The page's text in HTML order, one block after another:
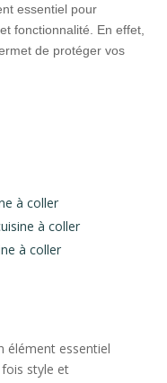
essentiel pour
fonctionnalité. En effet,
de protéger vos
à coller
à coller
à coller
élément essentiel
style et